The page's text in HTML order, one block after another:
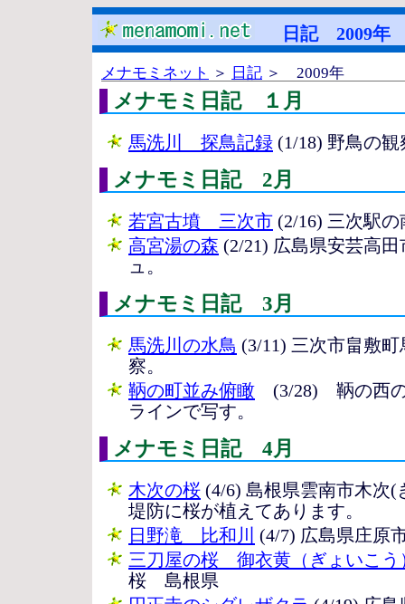
日記 2009年
メナモミネット ＞ 日記 ＞ 2009年
メナモミ日記 １月
馬洗川 探鳥記録 (1/18) 野鳥の
メナモミ日記 2月
若宮古墳 三次市 (2/16) 三次駅
高宮湯の森 (2/21) 広島県安芸高
ュ。
メナモミ日記 3月
馬洗川の水鳥 (3/11) 三次市畠敷
察。
鞆の町並み俯瞰 (3/28) 鞆の西の
ラインで写す。
メナモミ日記 4月
木次の桜 (4/6) 島根県雲南市木次
堤防に桜が植えてあります。
日野滝 比和川
(4/7) 広島県庄原
三刀屋の桜 御衣黄（ぎょいこう
桜 島根県